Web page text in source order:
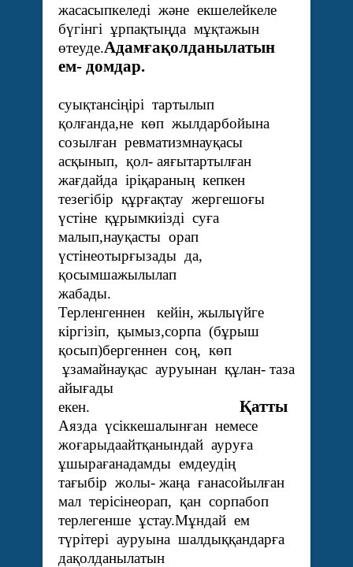
жасасыпкеледі және екшелейкеле
бүгінгі ұрпақтыңда мұқтажын
өтеуде.Адамғақолданылатын
ем- домдар.
суықтансіңірі тартылып
қолғанда,не көп жылдарбойына
созылған ревматизмнауқасы
асқынып, қол- аяғытартылған
жағдайда іріқараның кепкен
тезегібір құрғақтау жергешоғы
үстіне құрымкиізді суға
малып,науқасты орап
үстінеотырғызады да,
қосымшажылылап
жабады.
Терленгеннен кейін, жылыүйге
кіргізіп, қымыз,сорпа (бұрыш
қосып)бергеннен соң, көп
ұзамайнауқас ауруынан құлан- таза
айығады
екен. Қатты
Аязда үсіккешалынған немесе
жоғарыдаайтқанындай ауруға
ұшырағанадамды емдеудің
тағыбір жолы- жаңа ғанасойылған
мал терісінеорап, қан сорпабоп
терлегенше ұстау.Мұндай ем
түрітері ауруына шалдыққандарға
дақолданылатын